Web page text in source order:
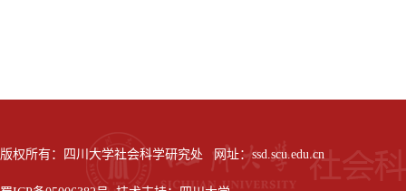
版权所有：四川大学社会科学研究处 网址：ssd.scu.edu.cn